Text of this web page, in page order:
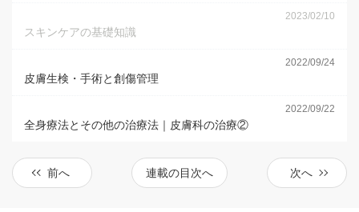
2023/02/10
スキンケアの基礎知識
2022/09/24
皮膚生検・手術と創傷管理
2022/09/22
全身療法とその他の治療法｜皮膚科の治療②
前へ 連載の目次へ 次へ